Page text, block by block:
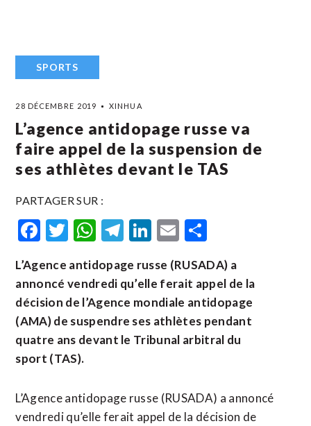
SPORTS
28 DÉCEMBRE 2019 XINHUA
L’agence antidopage russe va
faire appel de la suspension de
ses athlètes devant le TAS
PARTAGER SUR :
Facebook
Twitter
WhatsApp
Telegram
LinkedIn
Email
L’Agence antidopage russe (RUSADA) a
annoncé vendredi qu’elle ferait appel de la
décision de l’Agence mondiale antidopage
(AMA) de suspendre ses athlètes pendant
quatre ans devant le Tribunal arbitral du
sport (TAS).
L’Agence antidopage russe (RUSADA) a annoncé
vendredi qu’elle ferait appel de la décision de